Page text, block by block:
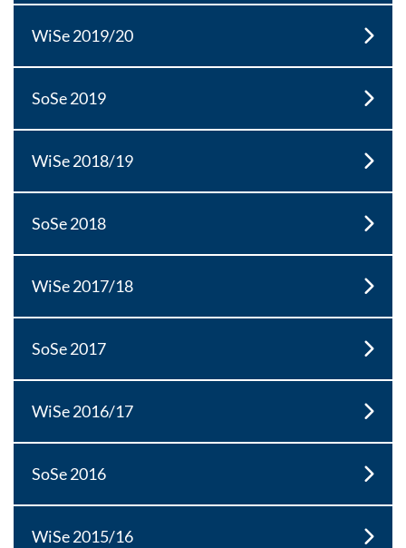
WiSe 2019/20
SoSe 2019
WiSe 2018/19
SoSe 2018
WiSe 2017/18
SoSe 2017
WiSe 2016/17
SoSe 2016
WiSe 2015/16